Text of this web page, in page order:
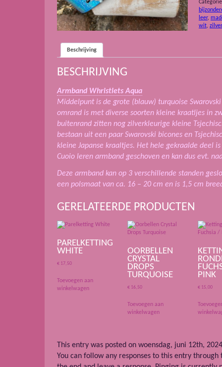
leer,
wit, zilver
Beschrijving
BESCHRIJVING
Armband Whristlets Aqua
Middelpunt is de grote (blauw) turquoise
omrand is met diverse soorten kleine kraatljes in
buitenrand zitten nog zilverkleurige kleine
bestaan uit een paar Swarovski bicones en
kleine Japanse kraaltjes. Het hele gekraalde deel
Cuoio leren armband geschoven en kan dus evt.
Deze armband kan op 3 verschillende standen
een polsmaat van ca. 16 – 20 cm en is 1,5 cm
GERELATEERDE PRODUCTEN
PARELKETTING
WHITE
€ 17,50
Toevoegen aan
winkelwagen
OORBELLEN
CRYSTAL
DROPS
TURQUOISE
€ 16,50
Toevoegen aan
winkelwagen
PINK
€ 15,00
This entry was posted on woensdag, juni 12th,
You can follow any responses to this entry